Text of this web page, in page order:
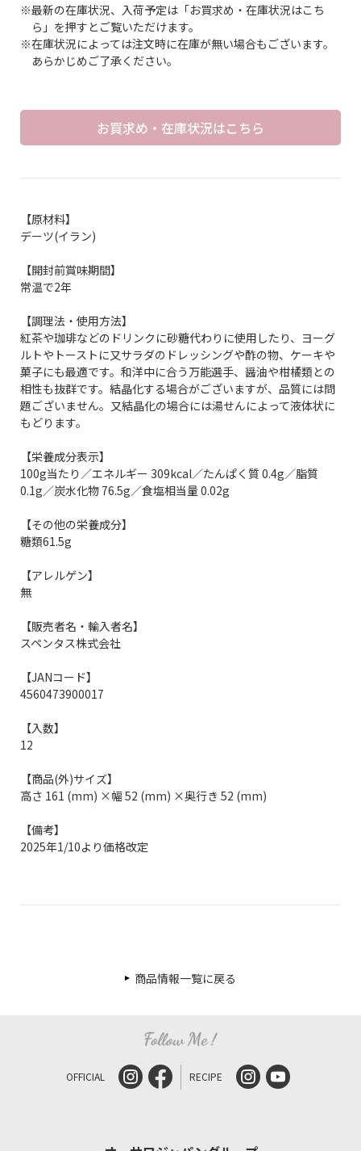
※最新の在庫状況、入荷予定は「お買求め・在庫状況はこち
ら」を押すとご覧いただけます。
※在庫状況によっては注文時に在庫が無い場合もございます。
あらかじめご了承ください。
お買求め・在庫状況はこちら
【原材料】
デーツ(イラン)
【開封前賞味期間】
常温で2年
【調理法・使用方法】
紅茶や珈琲などのドリンクに砂糖代わりに使用したり、ヨーグ
ルトやトーストに又サラダのドレッシングや酢の物、ケーキや
菓子にも最適です。和洋中に合う万能選手、醤油や柑橘類との
相性も抜群です。結晶化する場合がございますが、品質には問
題ございません。又結晶化の場合には湯せんによって液体状に
もどります。
【栄養成分表示】
100g当たり／エネルギー 309kcal／たんぱく質 0.4g／脂質
0.1g／炭水化物 76.5g／食塩相当量 0.02g
【その他の栄養成分】
糖類61.5g
【アレルゲン】
無
【販売者名・輸入者名】
スペンタス株式会社
【JANコード】
4560473900017
【入数】
12
【商品(外)サイズ】
高さ 161 (mm) ×幅 52 (mm) ×奥行き 52 (mm)
【備考】
2025年1/10より価格改定
商品情報一覧に戻る
OFFICIAL RECIPE